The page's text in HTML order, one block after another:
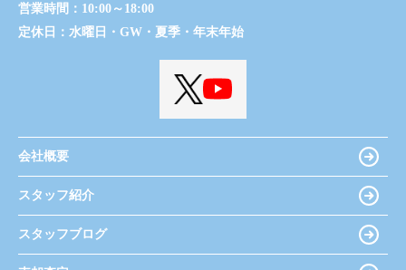
営業時間： 10:00～18:00
定休日： 水曜日・GW・夏季・年末年始
会社概要
スタッフ紹介
スタッフブログ